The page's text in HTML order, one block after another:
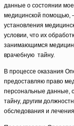
данные о состоянии
медицинской помощью,
установления
условии, что их
занимающимся
врачебную тайну.
В процессе оказания
предоставляю право
персональные данные,
тайну, другим
обследования и